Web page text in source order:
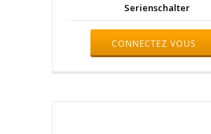
Serienschalter
CONNECTEZ VOUS